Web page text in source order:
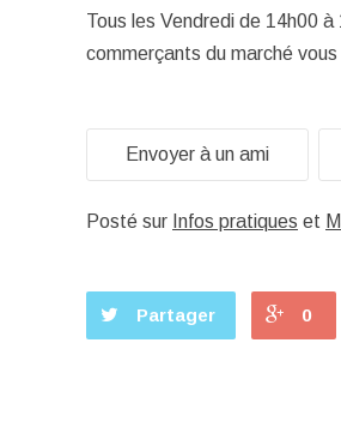
Tous les Vendredi de 14h00
commerçants du marché
Envoyer à un ami
Posté sur Infos pratiques et
Partager 0